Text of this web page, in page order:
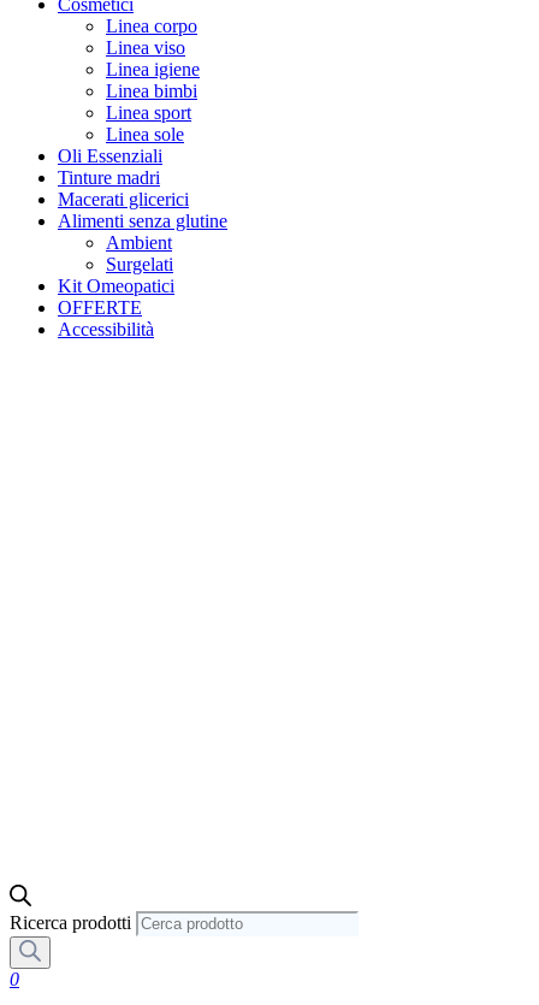
Linea corpo
Linea viso
Linea igiene
Linea bimbi
Linea sport
Linea sole
Oli Essenziali
Tinture madri
Macerati glicerici
Alimenti senza glutine
Ambient
Surgelati
Kit Omeopatici
OFFERTE
Accessibilità
Ricerca prodotti
0